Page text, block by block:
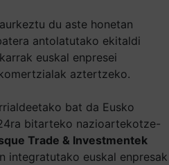
du aste honetan
antolatutako ekitaldi
euskal enpresei
aztertzeko.
bat da Eusko
bitarteko nazioartekotze-
Trade & Investmentek
integratutako euskal enpresak